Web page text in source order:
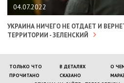
04.07.2022
УКРАИНА НИЧЕГО НЕ ОТДАЕТ И
ТЕРРИТОРИИ - ЗЕЛЕНСКИЙ
ТОЛЬКО ЧТО В ДЕТАЛЯХ О
ПРОЧИТАНО
СКАЗАНО